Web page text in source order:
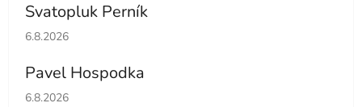
Svatopluk Perník
Hodnocení obchodu je 5 z 5 hvězdiček.
6.8.2026
Pavel Hospodka
Hodnocení obchodu je 5 z 5 hvězdiček.
6.8.2026